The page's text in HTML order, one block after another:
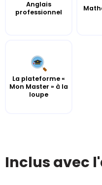
Anglais
professionnel
La plateforme «
Mon Master » à la
loupe
Inclus avec